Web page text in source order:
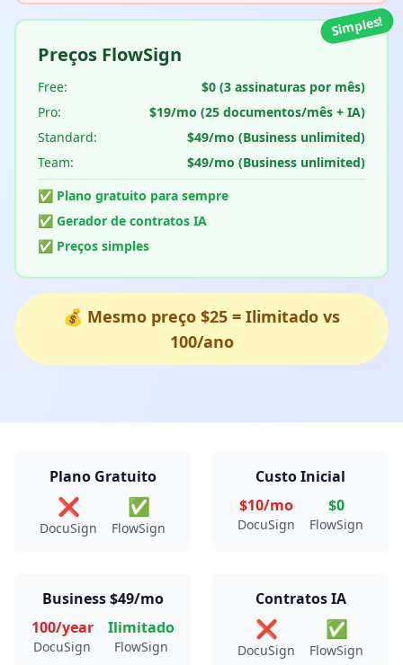
Simples!
Preços FlowSign
Free:
$0 (3 assinaturas por mês)
Pro:
$19/mo (25 documentos/mês + IA)
Standard:
$49/mo (Business unlimited)
Team:
$49/mo (Business unlimited)
✅ Plano gratuito para sempre
✅ Gerador de contratos IA
✅ Preços simples
💰 Mesmo preço $25 = Ilimitado vs
100/ano
Plano Gratuito
❌
DocuSign
✅
FlowSign
Custo Inicial
$10/mo
DocuSign
$0
FlowSign
Business $49/mo
100/year
DocuSign
Ilimitado
FlowSign
Contratos IA
❌
DocuSign
✅
FlowSign